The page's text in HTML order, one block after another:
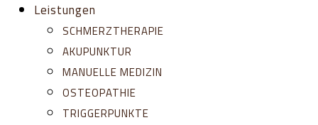
Leistungen
SCHMERZTHERAPIE
AKUPUNKTUR
MANUELLE MEDIZIN
OSTEOPATHIE
TRIGGERPUNKTE